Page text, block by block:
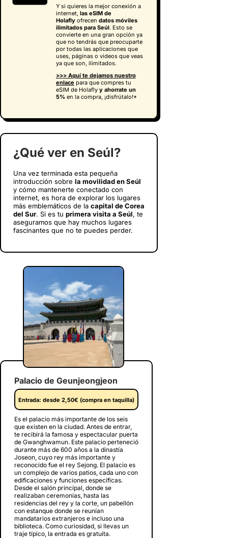
Y si quieres la mejor conexión a
internet, las eSIM de
Holaflyofrecen datos móviles
ilimitados para Seúl. Esto se
convierte en una gran opción ya
que no tendrás que preocuparte
por todas las aplicaciones que
uses, páginas o videos que veas
ya que son, ilimitados.
>>> Aquí te dejamos nuestro
enlace para que compres tu
eSIM de Holafly y ahorrate un
5%en la compra, ¡disfrútalo!*
¿Qué ver en Seúl?
Una vez terminada esta pequeña
introducción sobre la movilidad en Seúl
y cómo mantenerte conectado con
internet, es hora de explorar los lugares
más emblemáticos de la capital de Corea
del Sur. Si es tu primera visita a Seúl, te
aseguramos que hay muchos lugares
fascinantes que no te puedes perder.
Palacio de Geunjeongjeon
Entrada: desde 2,50€ (compra en taquilla)
Es el palacio más importante de los seis
que existen en la ciudad. Antes de entrar,
te recibirá la famosa y espectacular puerta
de Gwanghwamun. Este palacio perteneció
durante más de 600 años a la dinastía
Joseon, cuyo rey más importante y
reconocido fue el rey Sejong. El palacio es
un complejo de varios patios, cada uno con
edificaciones y funciones específicas.
Desde el salón principal, donde se
realizaban ceremonias, hasta las
residencias del rey y la corte, un pabellón
con estanque donde se reunían
mandatarios extranjeros e incluso una
biblioteca. Como curiosidad, si llevas un
traje típico, la entrada es gratuita.